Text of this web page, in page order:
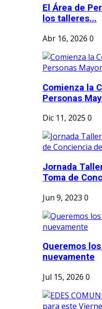
El Área de
los talleres...
Abr 16, 2026 0
Comienza la
Personas
Dic 11, 2025 0
Jornada
Toma de
Jun 9, 2023 0
Queremos
nuevamente
Jul 15, 2026 0